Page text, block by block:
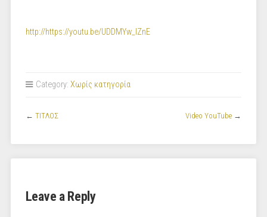
http://https://youtu.be/UDDMYw_IZnE
Category: Χωρίς κατηγορία
← ΤΙΤΛΟΣ Video YouTube →
Leave a Reply